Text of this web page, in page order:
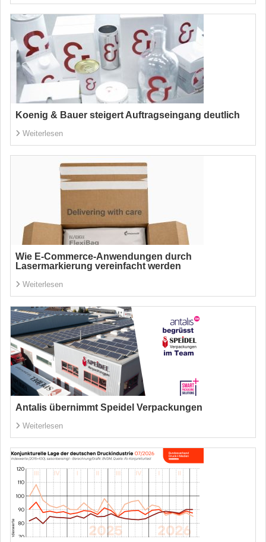
Koenig & Bauer steigert Auftragseingang deutlich
Weiterlesen
Wie E-Commerce-Anwendungen durch
Lasermarkierung vereinfacht werden
Weiterlesen
Antalis übernimmt Speidel Verpackungen
Weiterlesen